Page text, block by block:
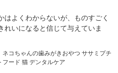
よくわからないが、ものすごく
れいになると信じて与えていま
コちゃんの歯みがきおやつ ササミプチ
ード 猫 デンタルケア